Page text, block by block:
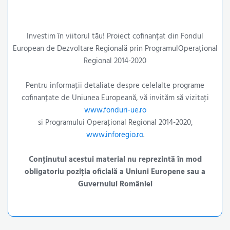
Investim în viitorul tău! Proiect cofinanțat din Fondul
European de Dezvoltare Regională prin ProgramulOperațional
Regional 2014-2020
Pentru informaţii detaliate despre celelalte programe
cofinanţate de Uniunea Europeană, vă invităm să vizitaţi
www.fonduri-ue.ro
si Programului Operaţional Regional 2014-2020,
www.inforegio.ro.
Conţinutul acestui material nu reprezintă în mod
obligatoriu poziţia oficială a Uniuni Europene sau a
Guvernului României